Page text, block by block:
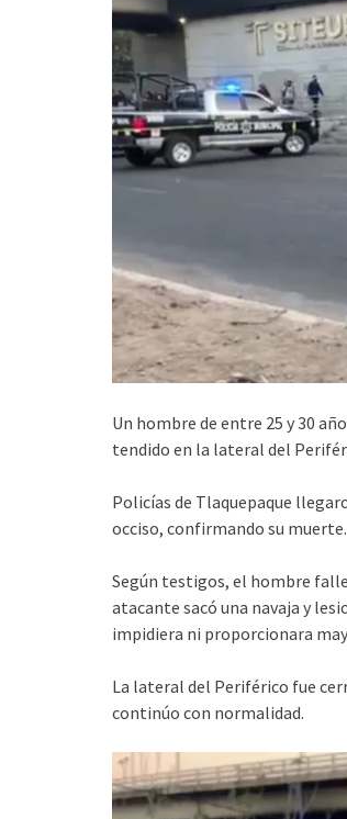
Un hombre de entre 25 y 30
tendido en la lateral del
Policías de Tlaquepaque
occiso, confirmando su muerte.
Según testigos, el hombre
atacante sacó una navaja y
impidiera ni proporcionara
La lateral del Periférico fue
continúo con normalidad.